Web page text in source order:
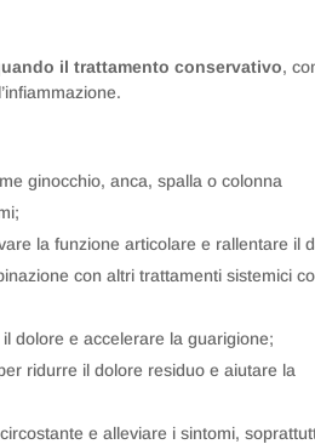
il trattamento conservativo,
ginocchio, anca, spalla o colonna
la funzione articolare e rallentare il
con altri trattamenti sistemici
dolore e accelerare la guarigione;
ridurre il dolore residuo e aiutare la
e alleviare i sintomi,